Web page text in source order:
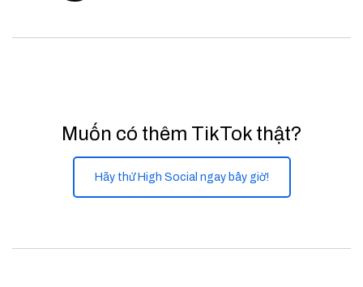
Muốn có thêm TikTok thật?
Hãy thử High Social ngay bây giờ!